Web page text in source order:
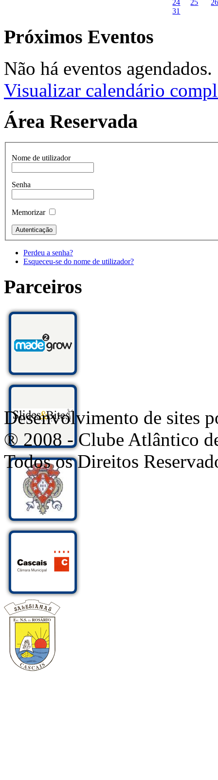
24 25
31
Próximos Eventos
Não há eventos agendados.
Visualizar calendário
Área Reservada
Nome de utilizador
Senha
Memorizar
Perdeu a senha?
Esqueceu-se do nome de utilizador?
Parceiros
Desenvolvimento de sites
® 2008 - Clube Atlântico
Todos os Direitos